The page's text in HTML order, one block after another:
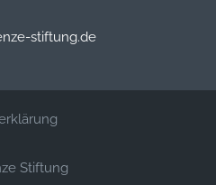
stiftung.de
Stiftung